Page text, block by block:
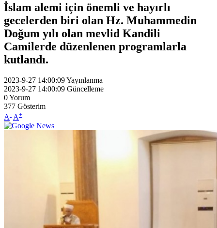
İslam alemi için önemli ve hayırlı
gecelerden biri olan Hz. Muhammedin
Doğum yılı olan mevlid Kandili
Camilerde düzenlenen programlarla
kutlandı.
2023-9-27 14:00:09Yayınlanma
2023-9-27 14:00:09 Güncelleme
0Yorum
377 Gösterim
A- A+